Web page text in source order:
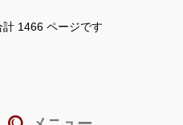
1466 ページです